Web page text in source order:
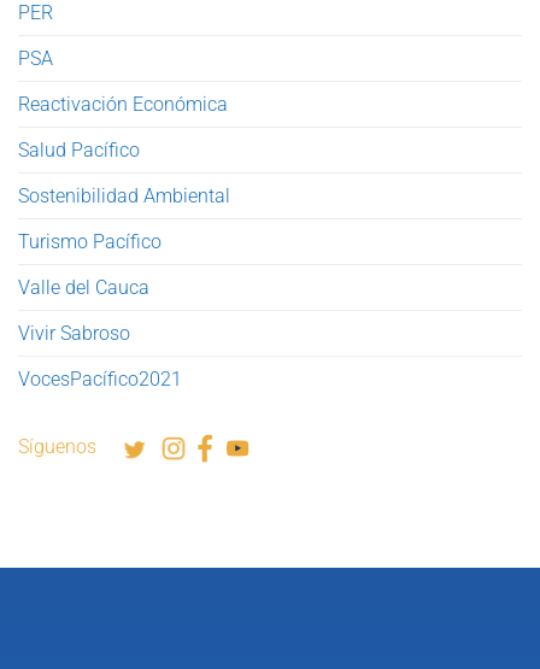
PER
PSA
Reactivación Económica
Salud Pacífico
Sostenibilidad Ambiental
Turismo Pacífico
Valle del Cauca
Vivir Sabroso
VocesPacífico2021
Síguenos